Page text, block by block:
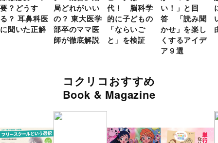
要？どうす
る？ 耳鼻科医
に聞いた正解
局どれがいい
の？ 東大医学
部卒のママ医
師が徹底解説
代！ 脳科学
的に子どもの
「ならいご
と」を検証
い！」と回
答 「読み聞
かせ」を楽し
くするアイデ
ア９選
コクリコおすすめ
Book & Magazine